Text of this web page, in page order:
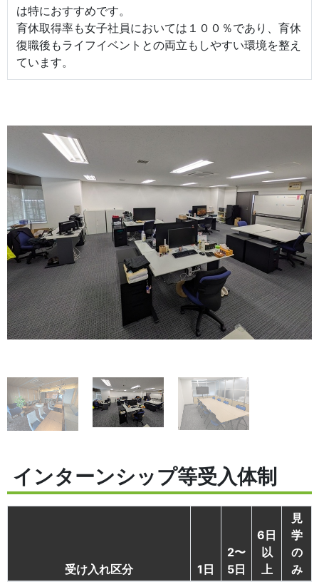
は特におすすめです。
育休取得率も女子社員においては１００％であり、育休
復職後もライフイベントとの両立もしやすい環境を整え
ています。
インターンシップ等受入体制
受け入れ区分 1日
2〜
5日
6日
以
上
見
学
の
み